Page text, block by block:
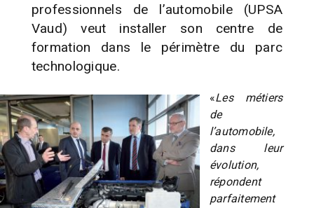
professionnels de l’automobile (UPSA
Vaud) veut installer son centre de
formation dans le périmètre du parc
technologique.
«Les métiers
de
l’automobile,
dans leur
évolution,
répondent
parfaitement